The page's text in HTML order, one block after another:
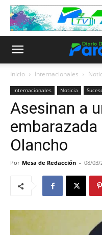
Inicio Internacionales
Internacionales Noticia
Asesinan a
Olancho
Por Mesa de Redacción - 08/03/